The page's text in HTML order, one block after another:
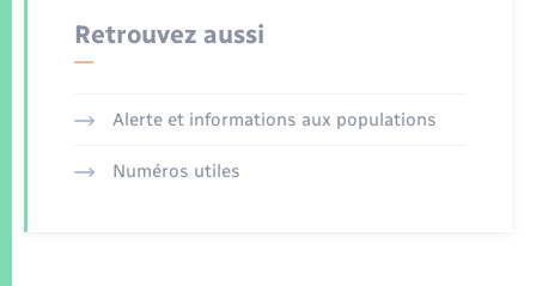
Retrouvez aussi
Alerte et informations aux populations
Numéros utiles